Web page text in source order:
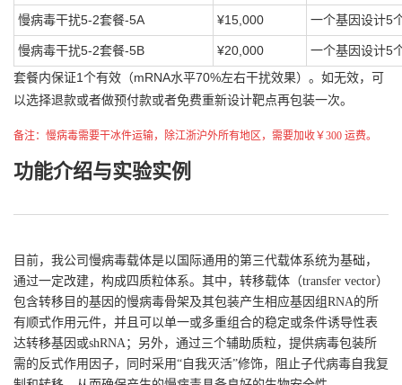
慢病毒干扰5-2套餐-5A ¥15,000 一个基因设计5
慢病毒干扰5-2套餐-5B ¥20,000 一个基因设计5
套餐内保证1个有效（mRNA水平70%左右干扰效果）。如无效，可
以选择退款或者做预付款或者免费重新设计靶点再包装一次。
备注：慢病毒需要干冰件运输，除江浙沪外所有地区，需要加收￥300 运费。
功能介绍与实验实例
目前，我公司慢病毒载体是以国际通用的第三代载体系统为基础，
通过一定改建，构成四质粒体系。其中，转移载体（transfer vector）
包含转移目的基因的慢病毒骨架及其包装产生相应基因组RNA的所
有顺式作用元件，并且可以单一或多重组合的稳定或条件诱导性表
达转移基因或shRNA；另外，通过三个辅助质粒，提供病毒包装所
需的反式作用因子，同时采用“自我灭活”修饰，阻止子代病毒自我复